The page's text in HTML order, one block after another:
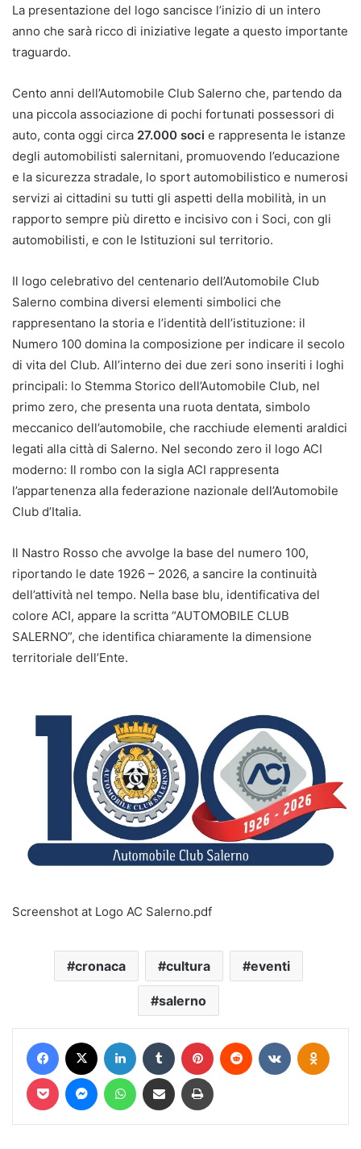
La presentazione del logo sancisce l’inizio di un intero
anno che sarà ricco di iniziative legate a questo importante
traguardo.
Cento anni dell’Automobile Club Salerno che, partendo da
una piccola associazione di pochi fortunati possessori di
auto, conta oggi circa 27.000 soci e rappresenta le istanze
degli automobilisti salernitani, promuovendo l’educazione
e la sicurezza stradale, lo sport automobilistico e numerosi
servizi ai cittadini su tutti gli aspetti della mobilità, in un
rapporto sempre più diretto e incisivo con i Soci, con gli
automobilisti, e con le Istituzioni sul territorio.
Il logo celebrativo del centenario dell’Automobile Club
Salerno combina diversi elementi simbolici che
rappresentano la storia e l’identità dell’istituzione: il
Numero 100 domina la composizione per indicare il secolo
di vita del Club. All’interno dei due zeri sono inseriti i loghi
principali: lo Stemma Storico dell’Automobile Club, nel
primo zero, che presenta una ruota dentata, simbolo
meccanico dell’automobile, che racchiude elementi araldici
legati alla città di Salerno. Nel secondo zero il logo ACI
moderno: Il rombo con la sigla ACI rappresenta
l’appartenenza alla federazione nazionale dell’Automobile
Club d’Italia.
Il Nastro Rosso che avvolge la base del numero 100,
riportando le date 1926 – 2026, a sancire la continuità
dell’attività nel tempo. Nella base blu, identificativa del
colore ACI, appare la scritta “AUTOMOBILE CLUB
SALERNO”, che identifica chiaramente la dimensione
territoriale dell’Ente.
Screenshot at Logo AC Salerno.pdf
cronaca cultura eventi
salerno
Facebook LinkedIn Tumblr Pinterest Reddit VKontakte
Pocket MessengerWhatsAppCondividi via mail Stampa